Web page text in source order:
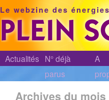
Le webzine des
Actualités N° déjà
parus
A
Archives du mois